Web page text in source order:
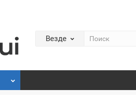
Везде